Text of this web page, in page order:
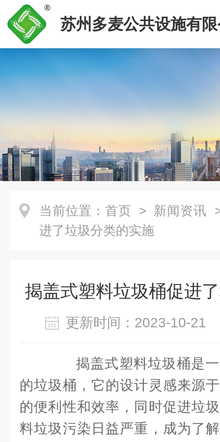
苏州多麦公共设施有
当前位置： 首页 > 新闻资讯
进了垃圾分类的实施
揭盖式塑料垃圾桶促进
更新时间：2023-10-
揭盖式塑料垃圾桶是一
的垃圾桶，它的设计灵感来源
的便利性和效率，同时促进垃
料垃圾污染日益严重，成为了